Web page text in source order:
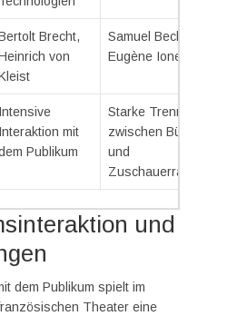
Brecht,
von
Samuel Beckett,
Eugène Ionesco
Intensive
Interaktion mit
Publikum
Starke Trennung
zwischen Bühne
und
Zuschauerräumen
und
dem Publikum spielt im
Theater eine